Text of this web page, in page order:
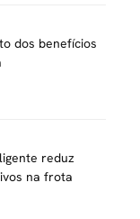
dos benefícios
reduz
na frota